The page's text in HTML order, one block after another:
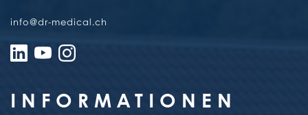
info@dr-medical.ch
INFORMA­TIONEN